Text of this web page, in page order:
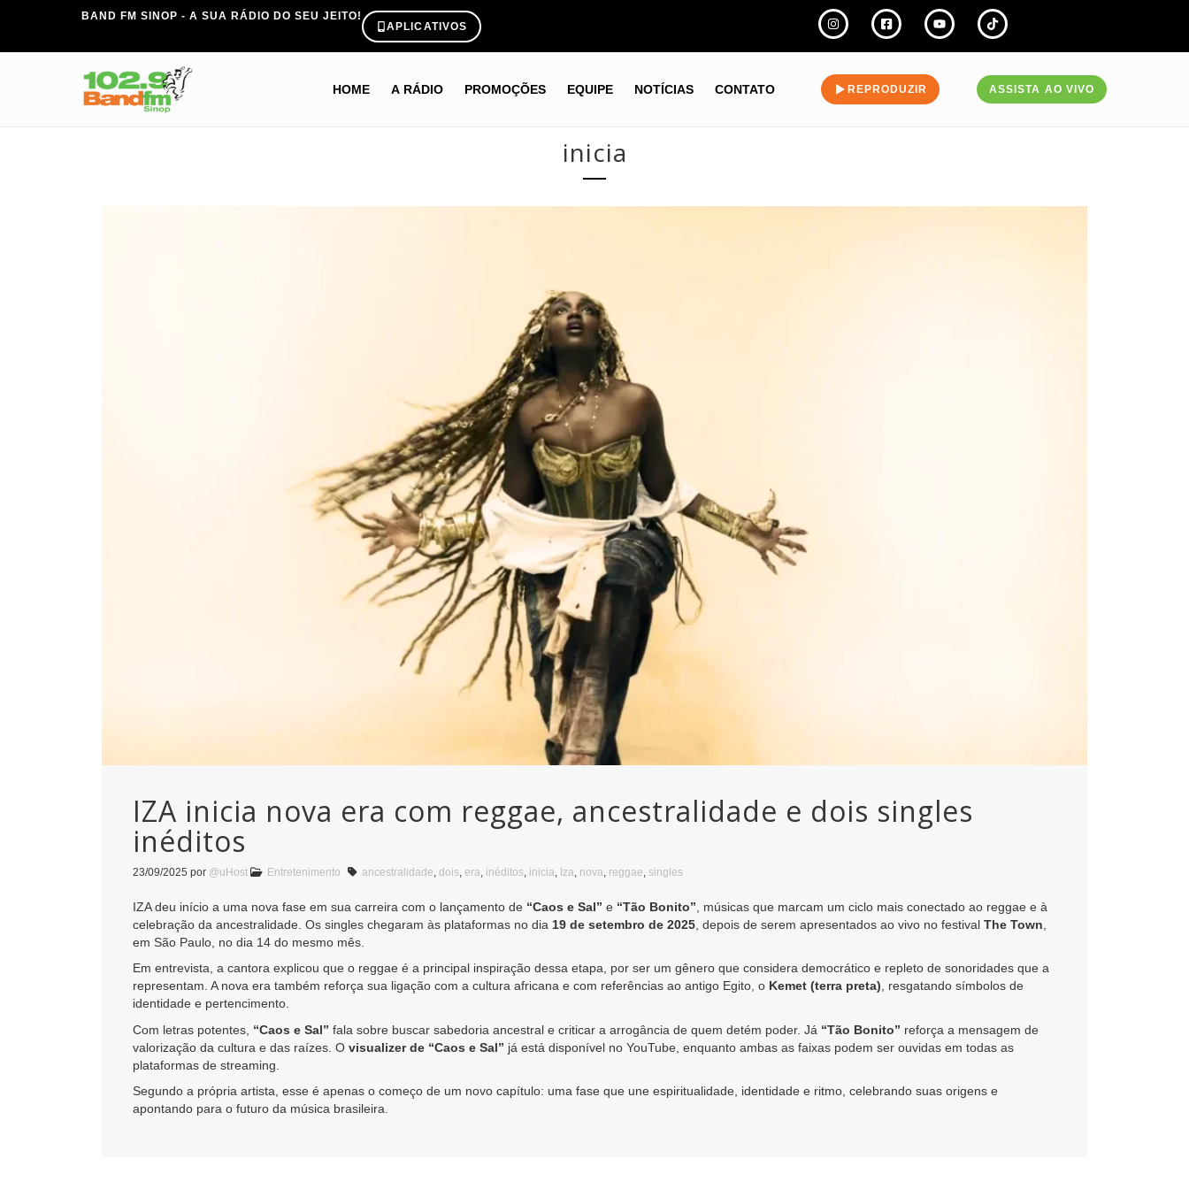
BAND FM SINOP - A SUA RÁDIO DO SEU JEITO!
APLICATIVOS
HOME A RÁDIO PROMOÇÕES EQUIPE NOTÍCIAS CONTATO REPRODUZIR ASSISTA AO VIVO
inicia
IZA inicia nova era com reggae, ancestralidade e dois singles
inéditos
23/09/2025 por @uHost Entretenimento ancestralidade, dois, era, inéditos, inicia, Iza, nova, reggae, singles
IZA deu início a uma nova fase em sua carreira com o lançamento de “Caos e Sal” e “Tão Bonito” , músicas que marcam um ciclo mais conectado ao reggae e à
celebração da ancestralidade. Os singles chegaram às plataformas no dia 19 de setembro de 2025 , depois de serem apresentados ao vivo no festival The Town
em São Paulo, no dia 14 do mesmo mês.
Em entrevista, a cantora explicou que o reggae é a principal inspiração dessa etapa, por ser um gênero que considera democrático e repleto de sonoridades que a
representam. A nova era também reforça sua ligação com a cultura africana e com referências ao antigo Egito, o Kemet (terra preta), resgatando símbolos de
identidade e pertencimento.
Com letras potentes, “Caos e Sal” fala sobre buscar sabedoria ancestral e criticar a arrogância de quem detém poder. Já “Tão Bonito” reforça a mensagem de
valorização da cultura e das raízes. O visualizer de “Caos e Sal” já está disponível no YouTube, enquanto ambas as faixas podem ser ouvidas em todas as
plataformas de streaming.
Segundo a própria artista, esse é apenas o começo de um novo capítulo: uma fase que une espiritualidade, identidade e ritmo, celebrando suas origens e
apontando para o futuro da música brasileira.